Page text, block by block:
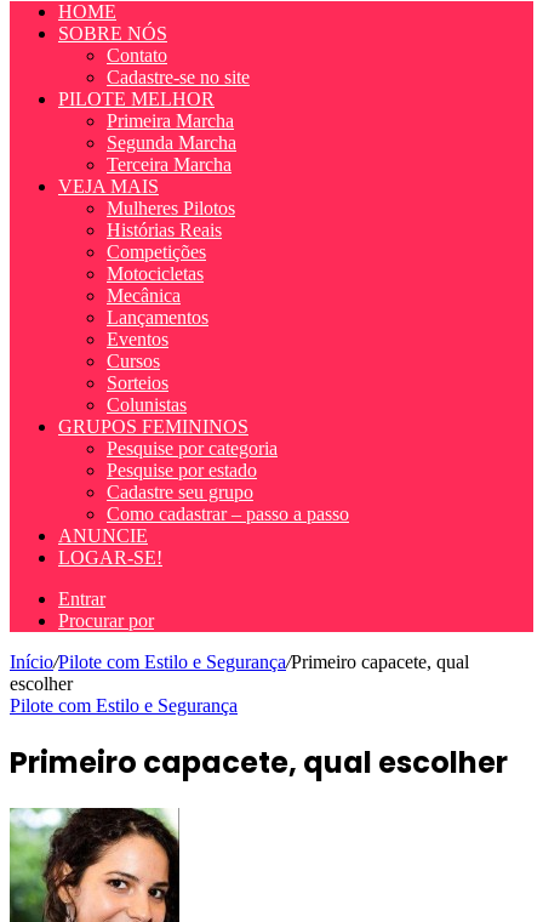
HOME
SOBRE NÓS
Contato
Cadastre-se no site
PILOTE MELHOR
Primeira Marcha
Segunda Marcha
Terceira Marcha
VEJA MAIS
Mulheres Pilotos
Histórias Reais
Competições
Motocicletas
Mecânica
Lançamentos
Eventos
Cursos
Sorteios
Colunistas
GRUPOS FEMININOS
Pesquise por categoria
Pesquise por estado
Cadastre seu grupo
Como cadastrar – passo a passo
ANUNCIE
LOGAR-SE!
Entrar
Procurar por
Início/Pilote com Estilo e Segurança/Primeiro capacete, qual
escolher
Pilote com Estilo e Segurança
Primeiro capacete, qual escolher